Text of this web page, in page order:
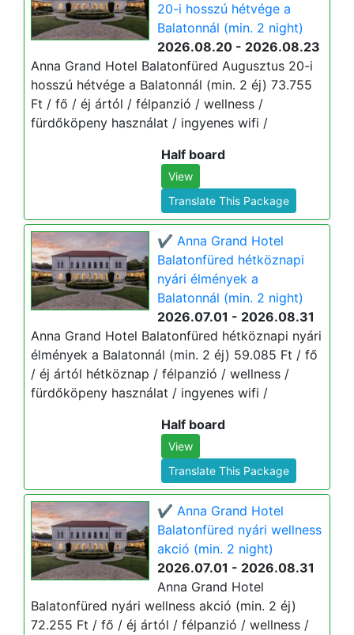
20-i hosszú hétvége a
Balatonnál (min. 2 night)
2026.08.20 - 2026.08.23
Anna Grand Hotel Balatonfüred Augusztus 20-i
hosszú hétvége a Balatonnál (min. 2 éj) 73.755
Ft / fő / éj ártól / félpanzió / wellness /
fürdőköpeny használat / ingyenes wifi /
Half board
View
Translate This Package
✔️ Anna Grand Hotel
Balatonfüred hétköznapi
nyári élmények a
Balatonnál (min. 2 night)
2026.07.01 - 2026.08.31
Anna Grand Hotel Balatonfüred hétköznapi nyári
élmények a Balatonnál (min. 2 éj) 59.085 Ft / fő
/ éj ártól hétköznap / félpanzió / wellness /
fürdőköpeny használat / ingyenes wifi /
Half board
View
Translate This Package
✔️ Anna Grand Hotel
Balatonfüred nyári wellness
akció (min. 2 night)
2026.07.01 - 2026.08.31
Anna Grand Hotel
Balatonfüred nyári wellness akció (min. 2 éj)
72.255 Ft / fő / éj ártól / félpanzió / wellness /